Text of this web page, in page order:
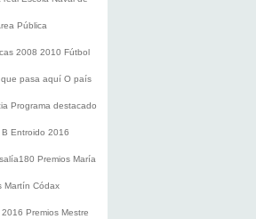
Pública
2008 2010 Fútbol
pasa aquí O país
Programa destacado
Entroido 2016
Premios María
Martín Códax
Premios Mestre